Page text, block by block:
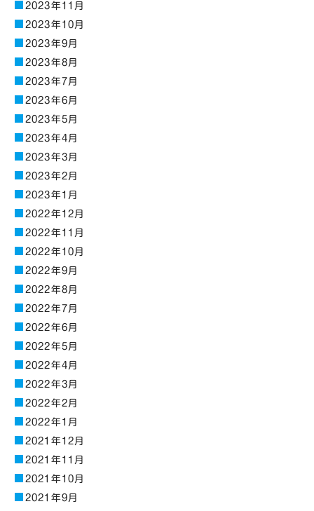
2023年11月
2023年10月
2023年9月
2023年8月
2023年7月
2023年6月
2023年5月
2023年4月
2023年3月
2023年2月
2023年1月
2022年12月
2022年11月
2022年10月
2022年9月
2022年8月
2022年7月
2022年6月
2022年5月
2022年4月
2022年3月
2022年2月
2022年1月
2021年12月
2021年11月
2021年10月
2021年9月